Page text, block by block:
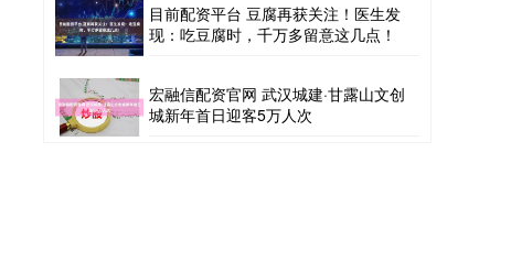
目前配资平台 豆腐再获关注！医生发
现：吃豆腐时，千万多留意这几点！
宏融信配资官网 武汉城建·甘露山文创
城新年首日迎客5万人次